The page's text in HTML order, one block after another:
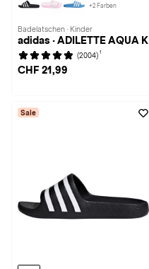
+2 Farben
Badelatschen · Kinder
adidas · ADILETTE AQUA K
(2004) 1
CHF 21,99
Sale